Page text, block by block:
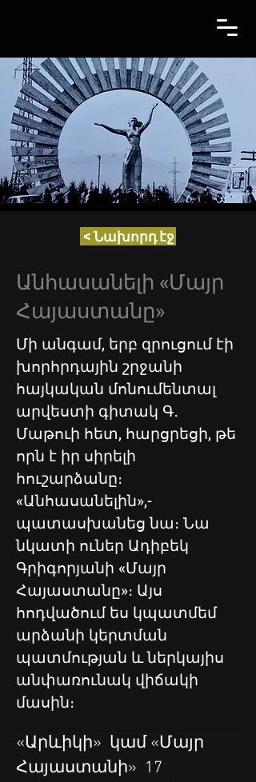
< Նախորդ էջ
Անհասանելի «Մայր
Հայաստանը»
Մի անգամ, երբ զրուցում էի
խորհրդային շրջանի
հայկական մոնումենտալ
արվեստի գիտակ Գ․
Մաթուի հետ, հարցրեցի, թե
որն է իր սիրելի
հուշարձանը։
«Անհասանելին»,-
պատասխանեց նա։ Նա
նկատի ուներ Ադիբեկ
Գրիգորյանի «Մայր
Հայաստանը»։ Այս
հոդվածում ես կպատմեմ
արձանի կերտման
պատմության և ներկայիս
անփառունակ վիճակի
մասին։
«Արևիկի»  կամ «Մայր
Հայաստանի»  17